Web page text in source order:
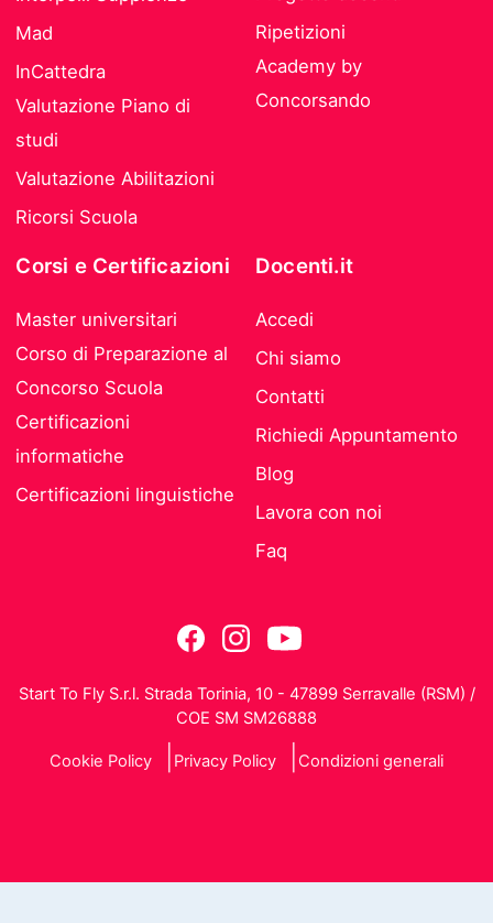
Mad
InCattedra
Valutazione Piano di
studi
Valutazione Abilitazioni
Ricorsi Scuola
Ripetizioni
Academy by
Concorsando
Corsi e Certificazioni
Master universitari
Corso di Preparazione al
Concorso Scuola
Certificazioni
informatiche
Certificazioni linguistiche
Docenti.it
Accedi
Chi siamo
Contatti
Richiedi Appuntamento
Blog
Lavora con noi
Faq
Start To Fly S.r.l. Strada Torinia, 10 - 47899 Serravalle (RSM) /
COE SM SM26888
Cookie Policy Privacy Policy Condizioni generali